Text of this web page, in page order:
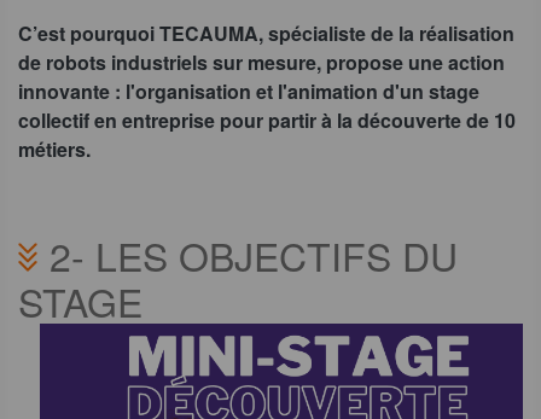
C’est pourquoi TECAUMA, spécialiste de la réalisation
de robots industriels sur mesure, propose une action
innovante : l'organisation et l'animation d'un stage
collectif en entreprise pour partir à la découverte de 10
métiers.
2- LES OBJECTIFS DU
STAGE